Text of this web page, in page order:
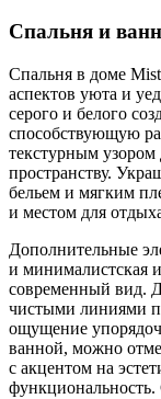
Спальня и
Спальня в доме
аспектов уюта и
серого и белого
способствующую
текстурным узором
пространству.
бельем и мягким
и местом для
Дополнительные
и минималистская
современный вид.
чистыми линиями
ощущение
ванной, можно
с акцентом на